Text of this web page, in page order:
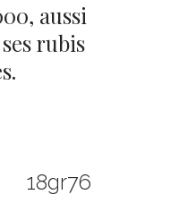
aussi
rubis
18gr76